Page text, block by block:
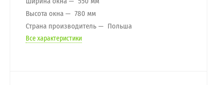
Высота окна
780 мм
Страна производитель
Польша
Все характеристики